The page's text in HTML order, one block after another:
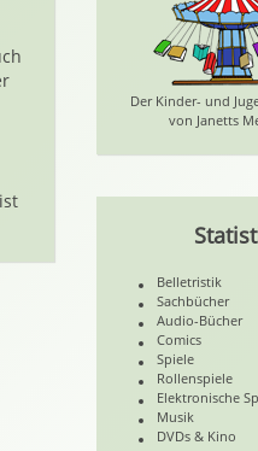
Der Kinder- und
von Janetts
Belletristik
Sachbücher
Audio-Bücher
Comics
Spiele
Rollenspiele
Elektronische
Musik
DVDs & Kino